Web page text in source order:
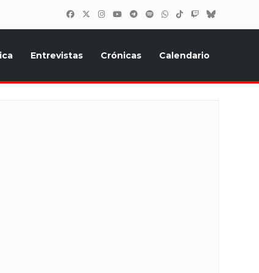
Entrevistas Crónicas Calendario